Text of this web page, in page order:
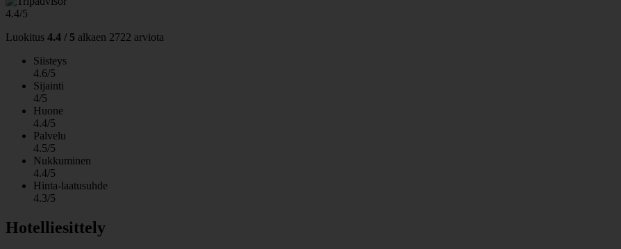
4.4/5
Luokitus 4.4 / 5 alkaen 2722 arviota
Siisteys
4.6/5
Sijainti
4/5
Huone
4.4/5
Palvelu
4.5/5
Nukkuminen
4.4/5
Hinta-laatusuhde
4.3/5
Hotelliesittely